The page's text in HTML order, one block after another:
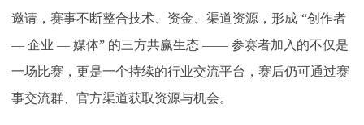
邀请，赛事不断整合技术、资金、渠道资源，形成 “创作者
— 企业 — 媒体” 的三方共赢生态 —— 参赛者加入的不仅是
一场比赛，更是一个持续的行业交流平台，赛后仍可通过赛
事交流群、官方渠道获取资源与机会。